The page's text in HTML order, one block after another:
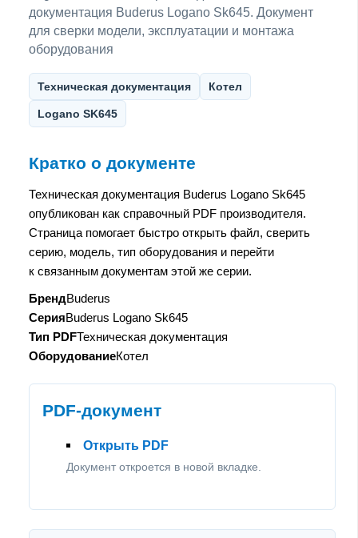
документация Buderus Logano Sk645. Документ
для сверки модели, эксплуатации и монтажа
оборудования
Техническая документация Котел
Logano SK645
Кратко о документе
Техническая документация Buderus Logano Sk645
опубликован как справочный PDF производителя.
Страница помогает быстро открыть файл, сверить
серию, модель, тип оборудования и перейти
к связанным документам этой же серии.
БрендBuderus
СерияBuderus Logano Sk645
Тип PDFТехническая документация
ОборудованиеКотел
PDF-документ
Открыть PDF
Документ откроется в новой вкладке.